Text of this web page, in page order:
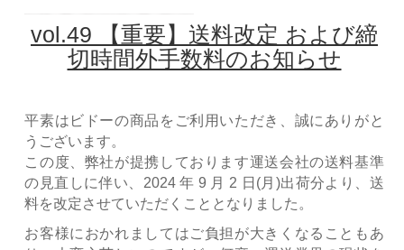
vol.49 【重要】送料改定 および締
切時間外手数料のお知らせ
平素はビドーの商品をご利用いただき、誠にありがと
うございます。
この度、弊社が提携しております運送会社の送料基準
の見直しに伴い、2024 年 9 月 2 日(月)出荷分より、送
料を改定させていただくこととなりました。
お客様におかれましてはご負担が大きくなることもあ